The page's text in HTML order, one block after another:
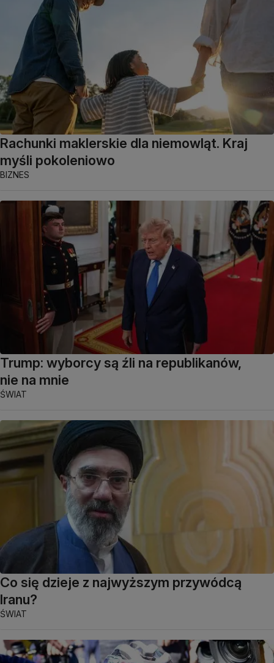
Rachunki maklerskie dla niemowląt. Kraj
myśli pokoleniowo
BIZNES
Trump: wyborcy są źli na republikanów,
nie na mnie
ŚWIAT
Co się dzieje z najwyższym przywódcą
Iranu?
ŚWIAT